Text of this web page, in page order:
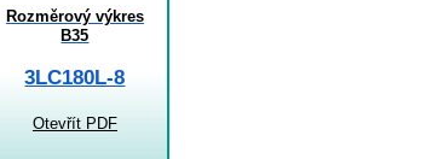
Rozměrový výkres
B35
3LC180L-8
Otevřít PDF